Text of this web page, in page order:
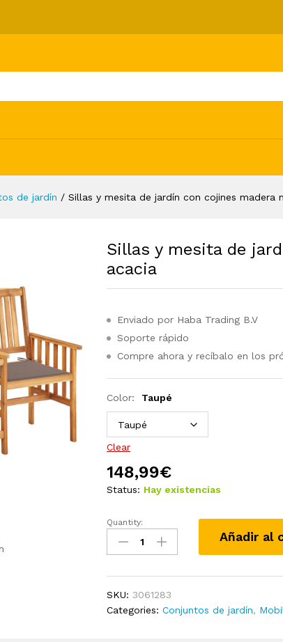
de jardín / Sillas y mesita de jardín con cojines madera
Sillas y mesita de
acacia
Enviado por Haba Trading B.V
Soporte rápido
Compre ahora y recíbalo en los
Color: Taupé
Clear
148,99€
Status: Hay existencias
Sillas
mesita
con
cojines
Quantity:
Añadir al
SKU:3061283
Categories:Conjuntos de jardín,